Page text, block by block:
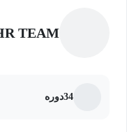
TEAM
34دوره